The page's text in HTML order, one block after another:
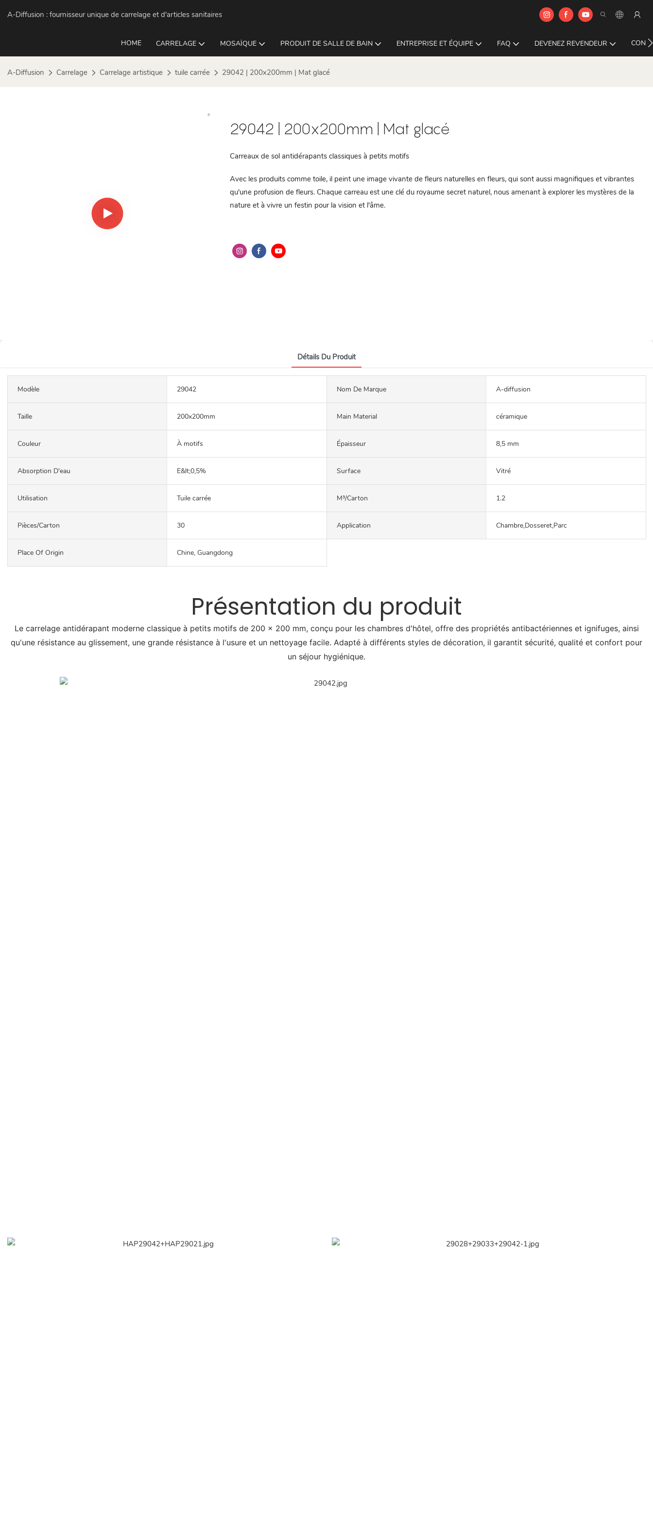
A-Diffusion : fournisseur unique de carrelage et d'articles sanitaires
HOME CARRELAGE MOSAÏQUE PRODUIT DE SALLE DE BAIN ENTREPRISE ET ÉQUIPE FAQ DEVENEZ REVENDEUR
A-Diffusion Carrelage Carrelage artistique tuile carrée 29042 | 200x200mm | Mat glacé
29042 | 200x200mm | Mat glacé
Carreaux de sol antidérapants classiques à petits motifs
Avec les produits comme toile, il peint une image vivante de fleurs naturelles en fleurs, qui sont aussi magnifiques et vibrantes
qu'une profusion de fleurs. Chaque carreau est une clé du royaume secret naturel, nous amenant à explorer les mystères de la
nature et à vivre un festin pour la vision et l'âme.
Détails Du Produit
Modèle 29042 Nom De Marque A-diffusion
Taille 200x200mm Main Material céramique
Couleur À motifs Épaisseur 8,5 mm
Absorption D'eau E&lt;0,5% Surface Vitré
Utilisation Tuile carrée M³/carton 1.2
Pièces/carton 30 Application Chambre,Dosseret,Parc
Place Of Origin Chine, Guangdong
Présentation du produit
Le carrelage antidérapant moderne classique à petits motifs de 200 x 200 mm, conçu pour les chambres d'hôtel, offre des propriétés antibactériennes et ignifuges, ainsi
qu'une résistance au glissement, une grande résistance à l'usure et un nettoyage facile. Adapté à différents styles de décoration, il garantit sécurité, qualité et confort pour
un séjour hygiénique.